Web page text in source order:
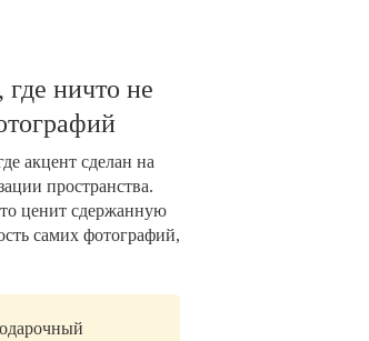
ничто не
акцент сделан на
пространства.
ценит сдержанную
самих фотографий,